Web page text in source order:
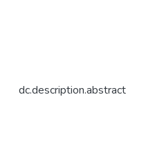
dc.description.abstract